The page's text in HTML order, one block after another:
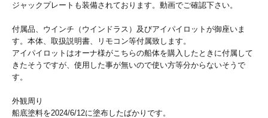
ジャックプレートも装備されております。動画でご確認下さい。
付属品、ウインチ（ウインドラス）及びアイパイロットが御座いま
す。本体、取扱説明書、リモコン等付属致します。
アイパイロットはオーナ様がこちらの船体を購入したときに付属して
きたそうですが、使用した事が無いので使い方等分からないそうで
す。
外観周り
船底塗料を2024/6/12に塗布したばかりです。